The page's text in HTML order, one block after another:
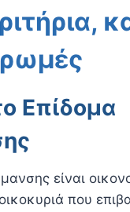
Επίδομα
είναι
που